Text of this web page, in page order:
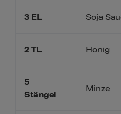
3 EL
2 TL
5
Stängel
Soja
Honig
Minze